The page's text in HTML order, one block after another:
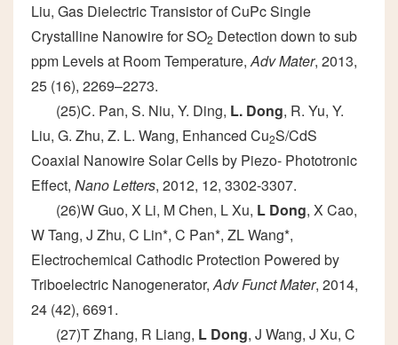
Liu, Gas Dielectric Transistor of CuPc Single
Crystalline Nanowire for SO2 Detection down to sub
ppm Levels at Room Temperature,Adv Mater, 2013,
25 (16), 2269–2273.
(25)C. Pan, S. Niu, Y. Ding, L. Dong, R. Yu, Y.
Liu, G. Zhu, Z. L. Wang, Enhanced Cu2S/CdS
Coaxial Nanowire Solar Cells by Piezo- Phototronic
Effect, Nano Letters, 2012, 12, 3302-3307.
(26)W Guo, X Li, M Chen, L Xu, L Dong, X Cao,
W Tang, J Zhu, C Lin*, C Pan*, ZL Wang*,
Electrochemical Cathodic Protection Powered by
Triboelectric Nanogenerator,Adv Funct Mater, 2014,
24 (42), 6691.
(27)T Zhang, R Liang, L Dong, J Wang, J Xu, C